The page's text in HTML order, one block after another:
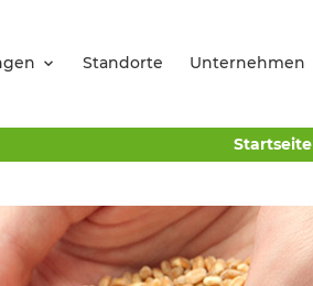
Standorte Unternehmen
Startseite